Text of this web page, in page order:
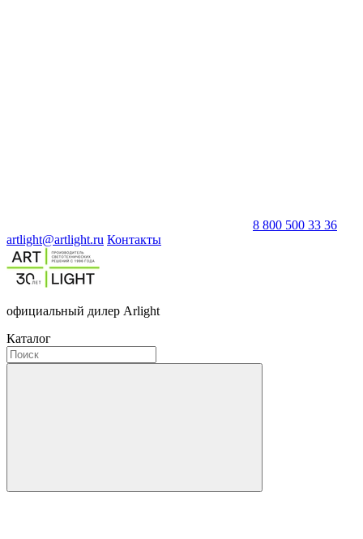
8 800 500 33 36
artlight@artlight.ru Контакты
официальный дилер Arlight
Каталог